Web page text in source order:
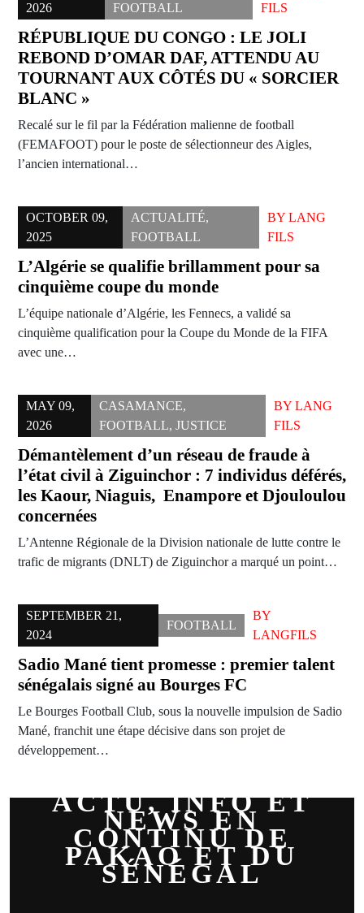
2026
FOOTBALL
FILS
RÉPUBLIQUE DU CONGO : LE JOLI
REBOND D’OMAR DAF, ATTENDU AU
TOURNANT AUX CÔTÉS DU « SORCIER
BLANC »
Recalé sur le fil par la Fédération malienne de football
(FEMAFOOT) pour le poste de sélectionneur des Aigles,
l’ancien international…
OCTOBER 09,
2025
ACTUALITÉ,
FOOTBALL
BYLANG
FILS
L’Algérie se qualifie brillamment pour sa
cinquième coupe du monde
L’équipe nationale d’Algérie, les Fennecs, a validé sa
cinquième qualification pour la Coupe du Monde de la FIFA
avec une…
MAY 09,
2026
CASAMANCE,
FOOTBALL, JUSTICE
BY LANG
FILS
Démantèlement d’un réseau de fraude à
l’état civil à Ziguinchor : 7 individus déférés,
les Kaour, Niaguis, Enampore et Djouloulou
concernées
L’Antenne Régionale de la Division nationale de lutte contre le
trafic de migrants (DNLT) de Ziguinchor a marqué un point…
SEPTEMBER 21,
2024
FOOTBALL
BY
LANGFILS
Sadio Mané tient promesse : premier talent
sénégalais signé au Bourges FC
Le Bourges Football Club, sous la nouvelle impulsion de Sadio
Mané, franchit une étape décisive dans son projet de
développement…
ACTU, INFO ET
NEWS EN
CONTINU DE
PAKAO ET DU
SÉNÉGAL